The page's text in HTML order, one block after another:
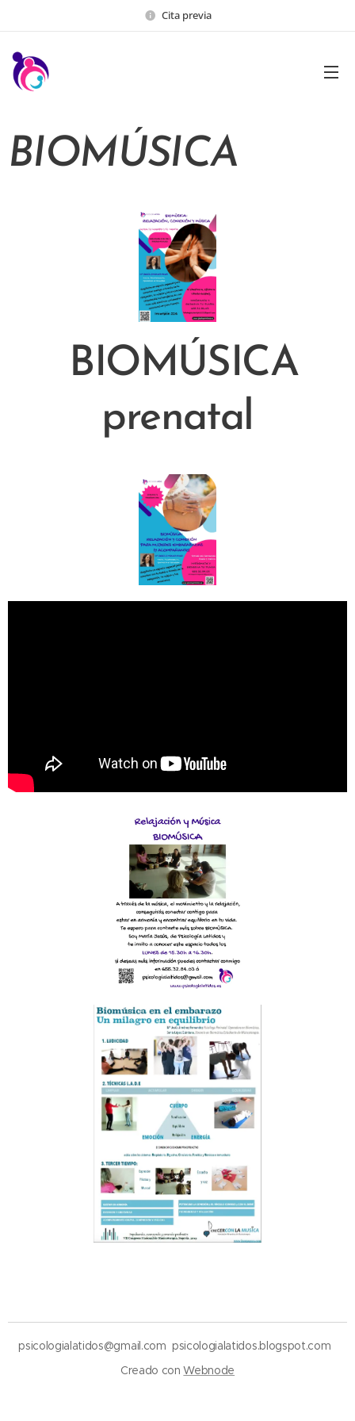
Cita previa
BIOMÚSICA
BIOMÚSICA
prenatal
psicologialatidos@gmail.com psicologialatidos.blogspot.com
Creado conWebnode